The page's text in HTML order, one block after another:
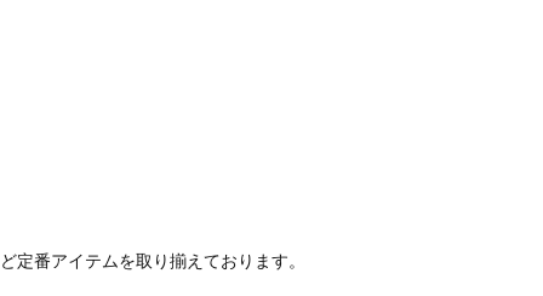
定番アイテムを取り揃えております。